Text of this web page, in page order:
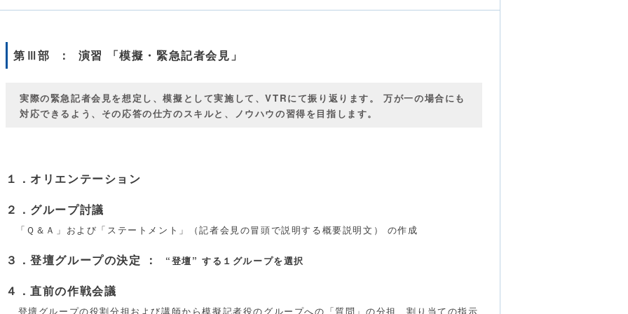
第Ⅲ部 ： 演習 「模擬・緊急記者会見」
実際の緊急記者会見を想定し、模擬として実施して、VTRにて振り返ります。 万が一の場合にも
対応できるよう、その応答の仕方のスキルと、ノウハウの習得を目指します。
１．オリエンテーション
２．グループ討議
「Ｑ＆Ａ」および「ステートメント」（記者会見の冒頭で説明する概要説明文） の作成
３．登壇グループの決定 ： “登壇” する１グループを選択
４．直前の作戦会議
登壇グループの役割分担および講師から模擬記者役のグループへの「質問」の分担、割り当ての指示